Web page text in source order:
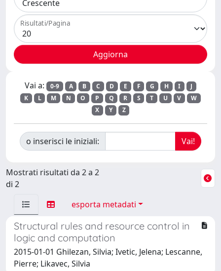
Risultati/Pagina
Vai a: 0-9 A B C D E F G H I
J
K
L M N O P Q R S T U V
W
X
Y Z
o inserisci le iniziali:
Mostrati risultati da 2 a 2
di 2
esporta metadati
Structural rules and resource control in
logic and computation
2015-01-01 Ghilezan, Silvia; Ivetic, Jelena; Lescanne,
Pierre; Likavec, Silvia